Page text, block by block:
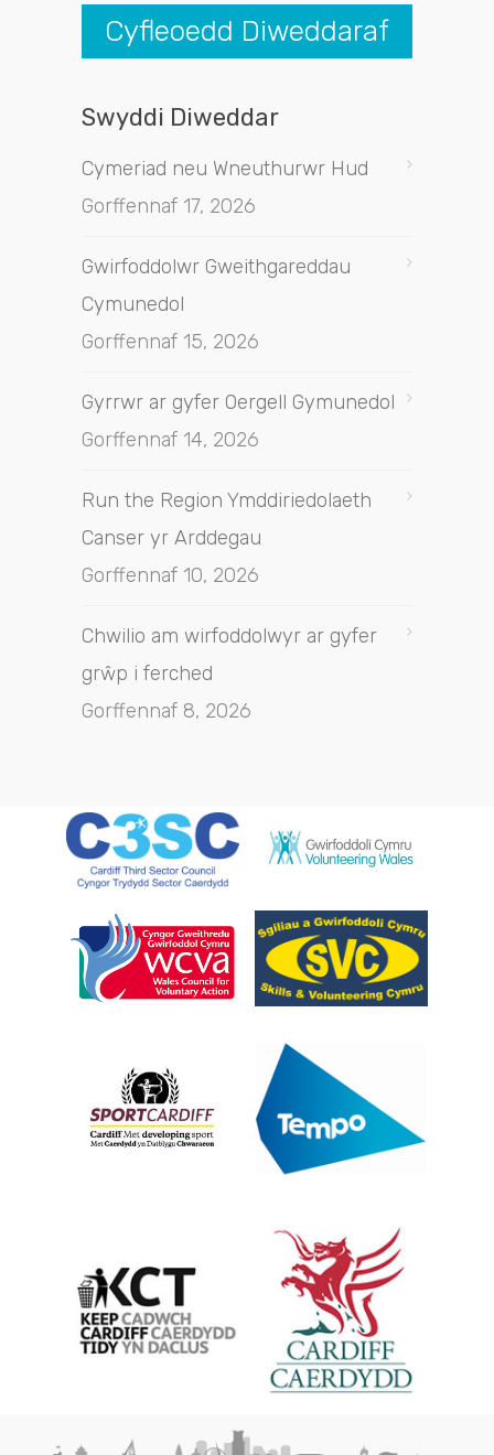
Cyfleoedd Diweddaraf
Swyddi Diweddar
Cymeriad neu Wneuthurwr Hud
Gorffennaf 17, 2026
Gwirfoddolwr Gweithgareddau
Cymunedol
Gorffennaf 15, 2026
Gyrrwr ar gyfer Oergell Gymunedol
Gorffennaf 14, 2026
Run the Region Ymddiriedolaeth
Canser yr Arddegau
Gorffennaf 10, 2026
Chwilio am wirfoddolwyr ar gyfer
grŵp i ferched
Gorffennaf 8, 2026